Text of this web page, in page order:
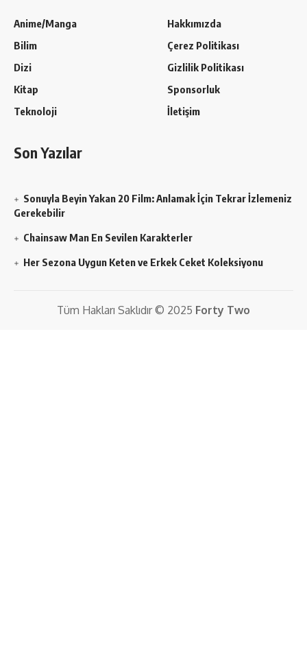
Anime/Manga
Bilim
Dizi
Kitap
Teknoloji
Hakkımızda
Çerez Politikası
Gizlilik Politikası
Sponsorluk
İletişim
Son Yazılar
Sonuyla Beyin Yakan 20 Film: Anlamak İçin Tekrar İzlemeniz
Gerekebilir
Chainsaw Man En Sevilen Karakterler
Her Sezona Uygun Keten ve Erkek Ceket Koleksiyonu
Tüm Hakları Saklıdır © 2025 Forty Two